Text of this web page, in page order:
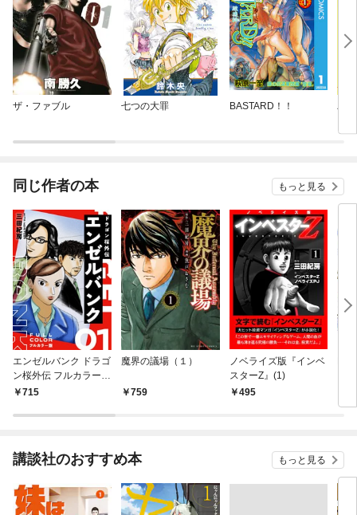
ザ・ファブル 七つの大罪 BASTARD！！
バ
同じ作者の本 もっと見る
エンゼルバンク ドラゴ
ン桜外伝 フルカラー版
（１）
715
魔界の議場（１）
759
ノベライズ版『インベ
スターZ』(1)
495
講談社のおすすめ本 もっと見る